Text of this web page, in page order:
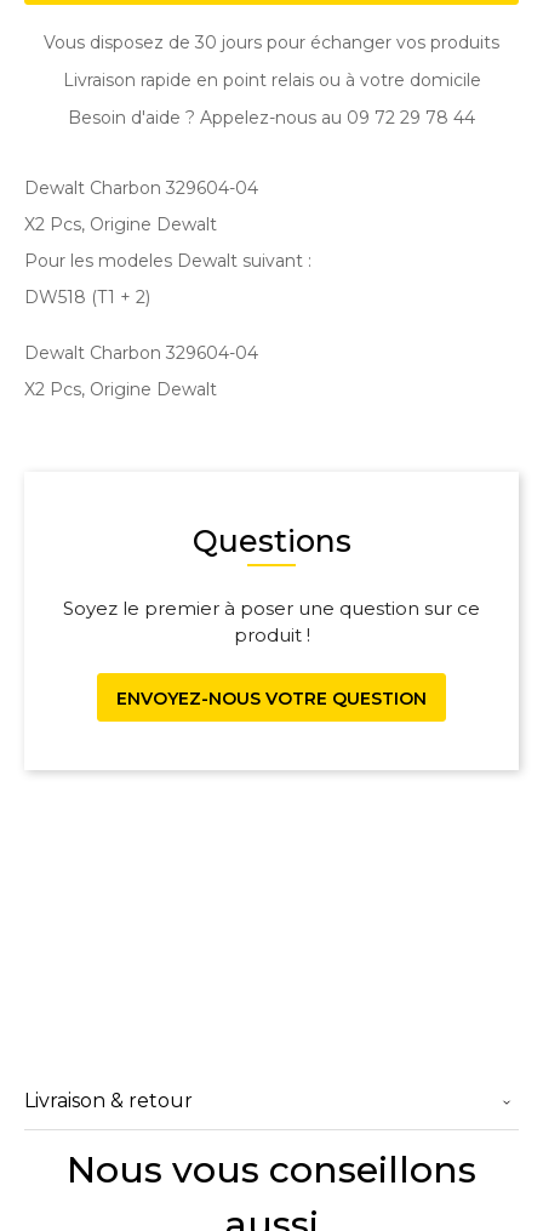
Vous disposez de 30 jours pour échanger vos produits
Livraison rapide en point relais ou à votre domicile
Besoin d'aide ? Appelez-nous au 09 72 29 78 44
Dewalt Charbon 329604-04
X2 Pcs, Origine Dewalt
Pour les modeles Dewalt suivant :
DW518 (T1 + 2)
Dewalt Charbon 329604-04
X2 Pcs, Origine Dewalt
Questions
Soyez le premier à poser une question sur ce
produit !
ENVOYEZ-NOUS VOTRE QUESTION
Livraison & retour
Nous vous conseillons